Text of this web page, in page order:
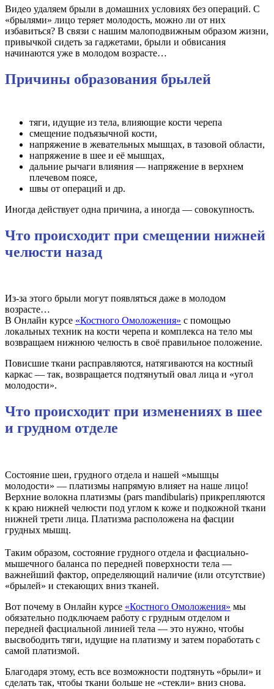
Видео удаляем брыли в домашних условиях без операций. С
«брылями» лицо теряет молодость, можно ли от них
избавиться? В связи с нашим малоподвижным образом жизни,
привычкой сидеть за гаджетами, брыли и обвисания
начинаются уже в молодом возрасте…
Причины образования брылей
тяги, идущие из тела, влияющие кости черепа
смещение подъязычной кости,
напряжение в жевательных мышцах, в тазовой области,
напряжение в шее и её мышцах,
дальние рычаги влияния — напряжение в верхнем
плечевом поясе,
швы от операций и др.
Иногда действует одна причина, а иногда — совокупность.
Что происходит при смещении нижней
челюсти назад
Из-за этого брыли могут появляться даже в молодом
возрасте…
В Онлайн курсе «Костного Омоложения» с помощью
локальных техник на кости черепа и комплекса на тело мы
возвращаем нижнюю челюсть в своё правильное положение.
Повисшие ткани расправляются, натягиваются на костный
каркас — так, возвращается подтянутый овал лица и «угол
молодости».
Что происходит при изменениях в шее
и грудном отделе
Состояние шеи, грудного отдела и нашей «мышцы
молодости» — платизмы напрямую влияет на наше лицо!
Верхние волокна платизмы (pars mandibularis) прикрепляются
к краю нижней челюсти под углом к коже и подкожной ткани
нижней трети лица. Платизма расположена на фасции
грудных мышц.
Таким образом, состояние грудного отдела и фасциально-
мышечного баланса по передней поверхности тела —
важнейший фактор, определяющий наличие (или отсутствие)
«брылей» и стекающих вниз тканей.
Вот почему в Онлайн курсе «Костного Омоложения» мы
обязательно подключаем работу с грудным отделом и
передней фасциальной линией тела — это нужно, чтобы
высвободить тяги, идущие на платизму и затем поработать с
самой платизмой.
Благодаря этому, есть все возможности подтянуть «брыли» и
сделать так, чтобы ткани больше не «стекли» вниз снова.